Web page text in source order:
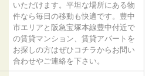
いただけます。平坦な場所にある物
件なら毎日の移動も快適です。豊中
市エリアと阪急宝塚本線豊中付近で
の賃貸マンション、賃貸アパートを
お探しの方はぜひコチラからお問い
合わせやご連絡を下さい。